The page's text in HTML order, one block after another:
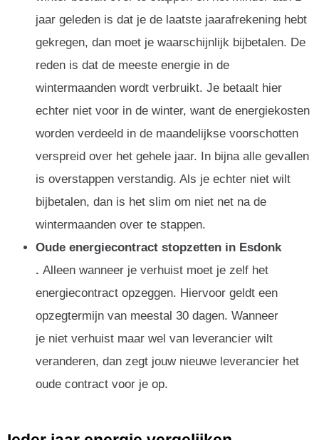
jaar geleden is dat je de laatste jaarafrekening hebt
gekregen, dan moet je waarschijnlijk bijbetalen. De
reden is dat de meeste energie in de
wintermaanden wordt verbruikt. Je betaalt hier
echter niet voor in de winter, want de energiekosten
worden verdeeld in de maandelijkse voorschotten
verspreid over het gehele jaar. In bijna alle gevallen
is overstappen verstandig. Als je echter niet wilt
bijbetalen, dan is het slim om niet net na de
wintermaanden over te stappen.
Oude energiecontract stopzetten in Esdonk
. Alleen wanneer je verhuist moet je zelf het
energiecontract opzeggen. Hiervoor geldt een
opzegtermijn van meestal 30 dagen. Wanneer
je niet verhuist maar wel van leverancier wilt
veranderen, dan zegt jouw nieuwe leverancier het
oude contract voor je op.